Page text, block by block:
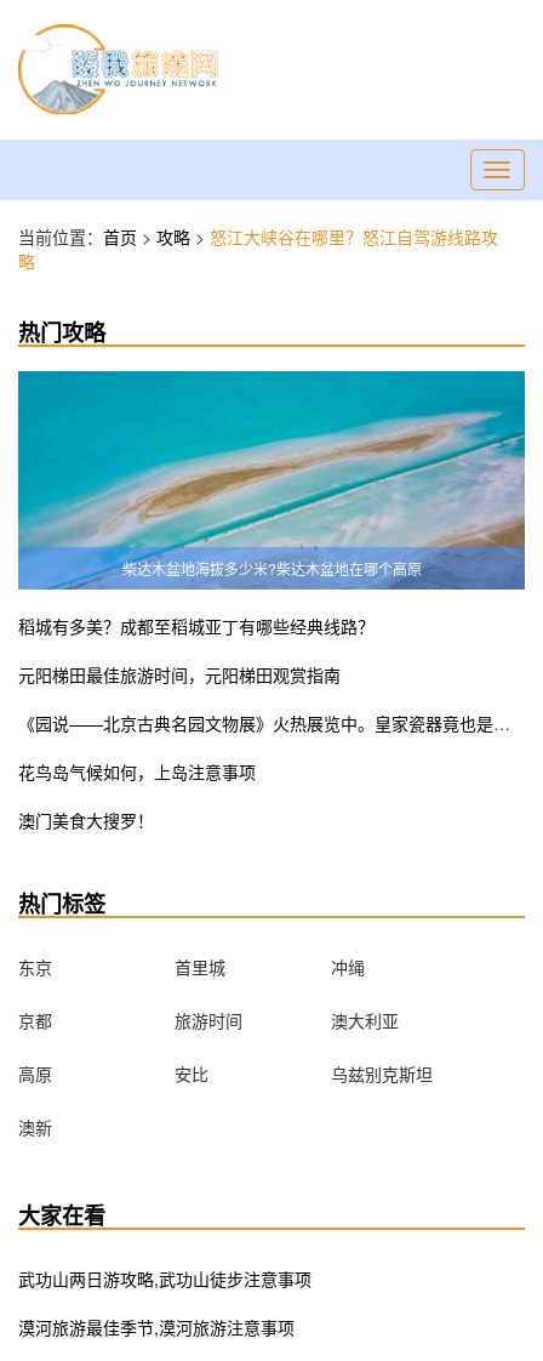
当前位置： 首页 > 攻略 > 怒江大峡谷在哪里？怒江自驾游线路攻
略
热门攻略
柴达木盆地海拔多少米?柴达木盆地在哪个高原
稻城有多美？成都至稻城亚丁有哪些经典线路？
元阳梯田最佳旅游时间，元阳梯田观赏指南
《园说——北京古典名园文物展》火热展览中。皇家瓷器竟也是少女粉ins风？错过这次展览遗憾终生
花鸟岛气候如何，上岛注意事项
澳门美食大搜罗！
热门标签
东京 首里城 冲绳
京都 旅游时间 澳大利亚
高原 安比 乌兹别克斯坦
澳新
大家在看
​武功山两日游攻略,武功山徒步注意事项
漠河旅游最佳季节,漠河旅游注意事项